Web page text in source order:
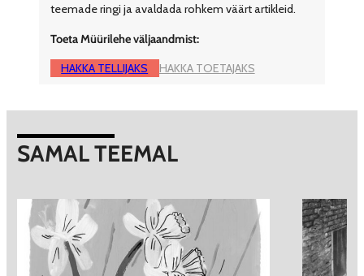
teemade ringi ja avaldada rohkem väärt artikleid.
Toeta Müürilehe väljaandmist:
HAKKA TELLIJAKS HAKKA TOETAJAKS
SAMAL TEEMAL